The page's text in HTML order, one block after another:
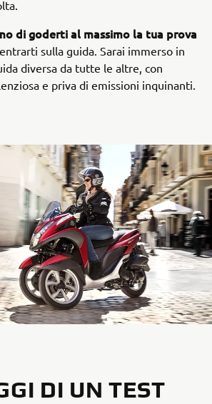
di goderti al massimo la tua prova
sulla guida. Sarai immerso in
diversa da tutte le altre, con
e priva di emissioni inquinanti.
DI UN TEST